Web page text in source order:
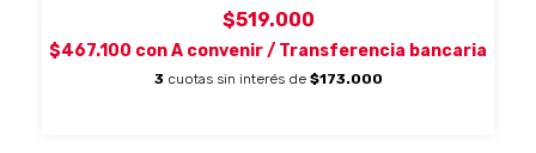
$519.000
$467.100 conA convenir / Transferencia bancaria
3 cuotas sin interés de $173.000